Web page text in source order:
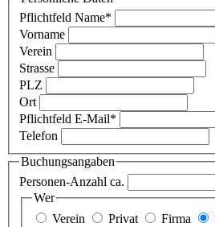
Pflichtfeld Name*
Vorname
Verein
Strasse
PLZ
Ort
Pflichtfeld E-Mail*
Telefon
Buchungsangaben
Personen-Anzahl ca.
Wer
Verein
Privat Firma